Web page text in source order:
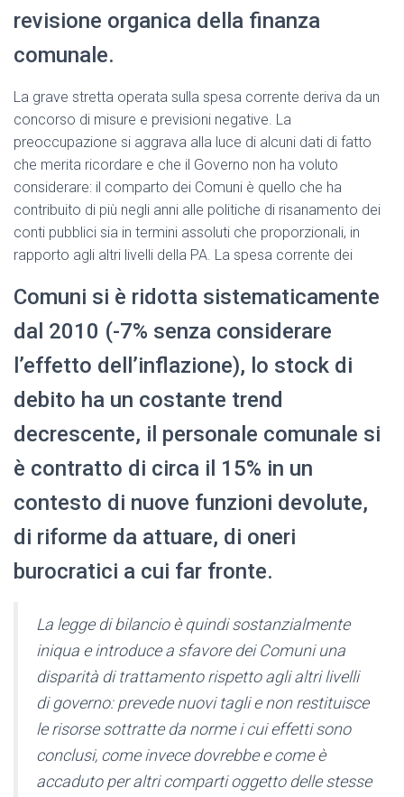
revisione organica della finanza
comunale.
La grave stretta operata sulla spesa corrente deriva da un
concorso di misure e previsioni negative. La
preoccupazione si aggrava alla luce di alcuni dati di fatto
che merita ricordare e che il Governo non ha voluto
considerare: il comparto dei Comuni è quello che ha
contribuito di più negli anni alle politiche di risanamento dei
conti pubblici sia in termini assoluti che proporzionali, in
rapporto agli altri livelli della PA. La spesa corrente dei
Comuni si è ridotta sistematicamente
dal 2010 (-7% senza considerare
l’effetto dell’inflazione), lo stock di
debito ha un costante trend
decrescente, il personale comunale si
è contratto di circa il 15% in un
contesto di nuove funzioni devolute,
di riforme da attuare, di oneri
burocratici a cui far fronte.
La legge di bilancio è quindi sostanzialmente
iniqua e introduce a sfavore dei Comuni una
disparità di trattamento rispetto agli altri livelli
di governo: prevede nuovi tagli e non restituisce
le risorse sottratte da norme i cui effetti sono
conclusi, come invece dovrebbe e come è
accaduto per altri comparti oggetto delle stesse